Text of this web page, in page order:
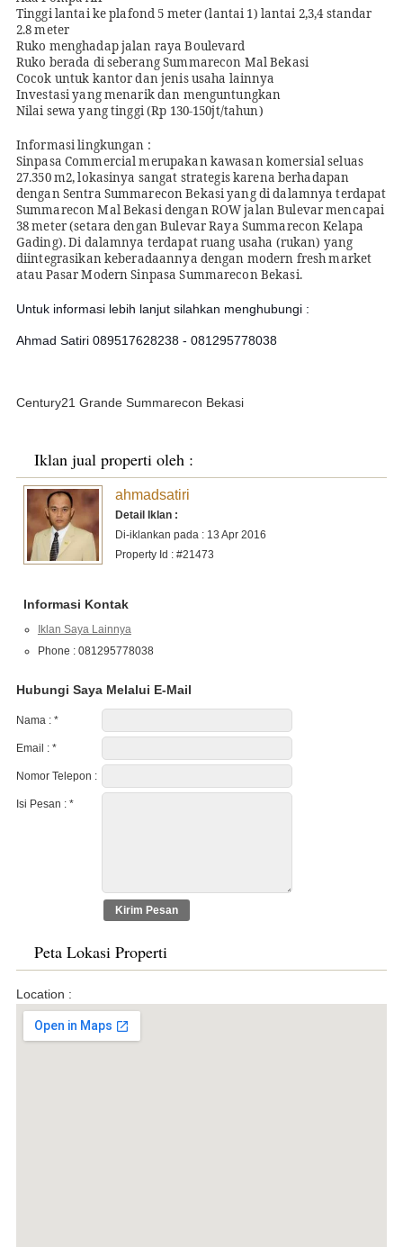
Tinggi lantai ke plafond 5 meter (lantai 1) lantai 2,3,4 standar
2.8 meter
Ruko menghadap jalan raya Boulevard
Ruko berada di seberang Summarecon Mal Bekasi
Cocok untuk kantor dan jenis usaha lainnya
Investasi yang menarik dan menguntungkan
Nilai sewa yang tinggi (Rp 130-150jt/tahun)
Informasi lingkungan :
Sinpasa Commercial merupakan kawasan komersial seluas
27.350 m2, lokasinya sangat strategis karena berhadapan
dengan Sentra Summarecon Bekasi yang di dalamnya terdapat
Summarecon Mal Bekasi dengan ROW jalan Bulevar mencapai
38 meter (setara dengan Bulevar Raya Summarecon Kelapa
Gading). Di dalamnya terdapat ruang usaha (rukan) yang
diintegrasikan keberadaannya dengan modern fresh market
atau Pasar Modern Sinpasa Summarecon Bekasi.
Untuk informasi lebih lanjut silahkan menghubungi :
Ahmad Satiri 089517628238 - 081295778038
Century21 Grande Summarecon Bekasi
Iklan jual properti oleh :
ahmadsatiri
Detail Iklan :
Di-iklankan pada : 13 Apr 2016
Property Id : #21473
Informasi Kontak
Iklan Saya Lainnya
Phone : 081295778038
Hubungi Saya Melalui E-Mail
Nama : *
Email : *
Nomor Telepon :
Isi Pesan : *
Peta Lokasi Properti
Location :